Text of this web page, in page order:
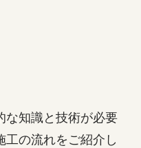
な知識と技術が必要
工の流れをご紹介し